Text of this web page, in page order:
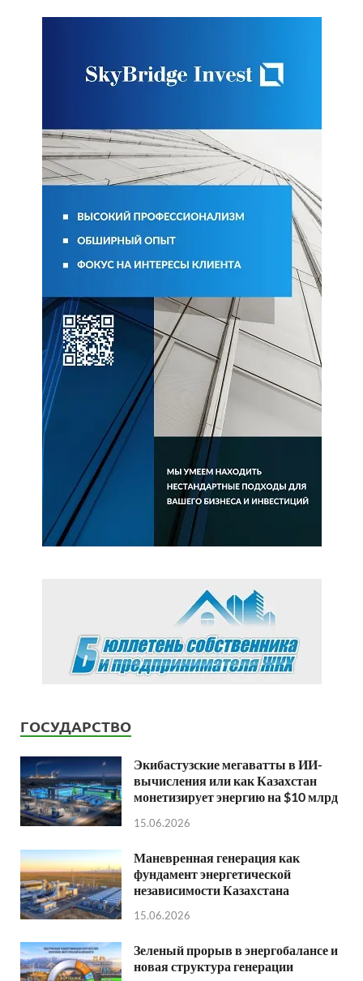
ГОСУДАРСТВО
Экибастузские мегаватты в ИИ-
вычисления или как Казахстан
монетизирует энергию на $10 млрд
15.06.2026
Маневренная генерация как
фундамент энергетической
независимости Казахстана
15.06.2026
Зеленый прорыв в энергобалансе и
новая структура генерации